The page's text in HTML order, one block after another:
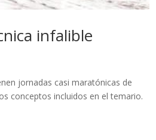
infalible
jornadas casi maratónicas de
conceptos incluidos en el temario.